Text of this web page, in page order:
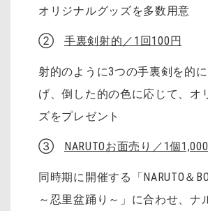
オリジナルグッズを多数用意
② 手裏剣射的／1回100円
射的のように3つの手裏剣を的
げ、倒した的の色に応じて、オ
ズをプレゼント
③ NARUTOお面売り／1個
同時期に開催する「NARUTO＆
～忍里盆踊り～」に合わせ、ナ